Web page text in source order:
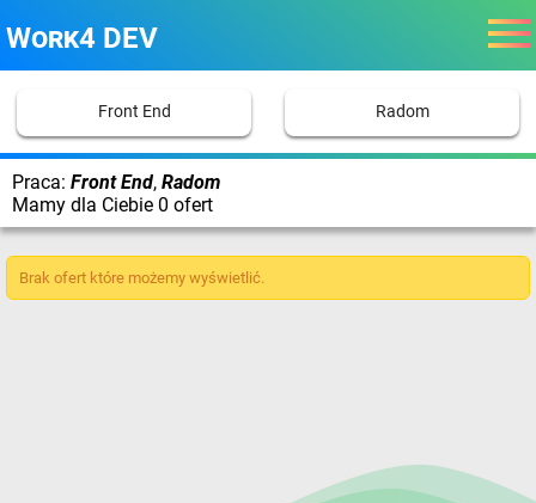
Work4 DEV
Front End Radom
Praca: Front End, Radom
Mamy dla Ciebie 0 ofert
Brak ofert które możemy wyświetlić.